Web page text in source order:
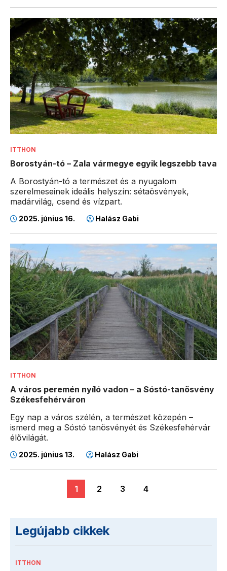
ITTHON
Borostyán-tó – Zala vármegye egyik legszebb tava
A Borostyán-tó a természet és a nyugalom
szerelmeseinek ideális helyszín: sétaösvények,
madárvilág, csend és vízpart.
2025. június 16. Halász Gabi
ITTHON
A város peremén nyíló vadon – a Sóstó-tanösvény
Székesfehérváron
Egy nap a város szélén, a természet közepén –
ismerd meg a Sóstó tanösvényét és Székesfehérvár
élővilágát.
2025. június 13. Halász Gabi
1 2 3 4
Legújabb cikkek
ITTHON